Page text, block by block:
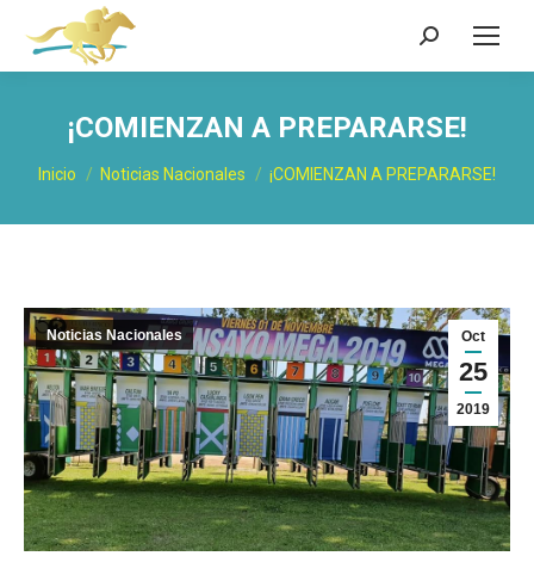
Buscar:
¡COMIENZAN A PREPARARSE!
Estás aquí:
Inicio Noticias Nacionales ¡COMIENZAN A PREPARARSE!
Oct
25
2019
Noticias Nacionales